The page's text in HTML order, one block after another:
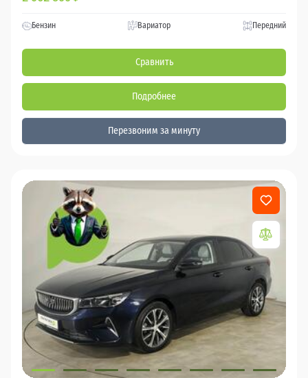
Бензин Вариатор Передний
Сравнить
Подробнее
Перезвоним за минуту